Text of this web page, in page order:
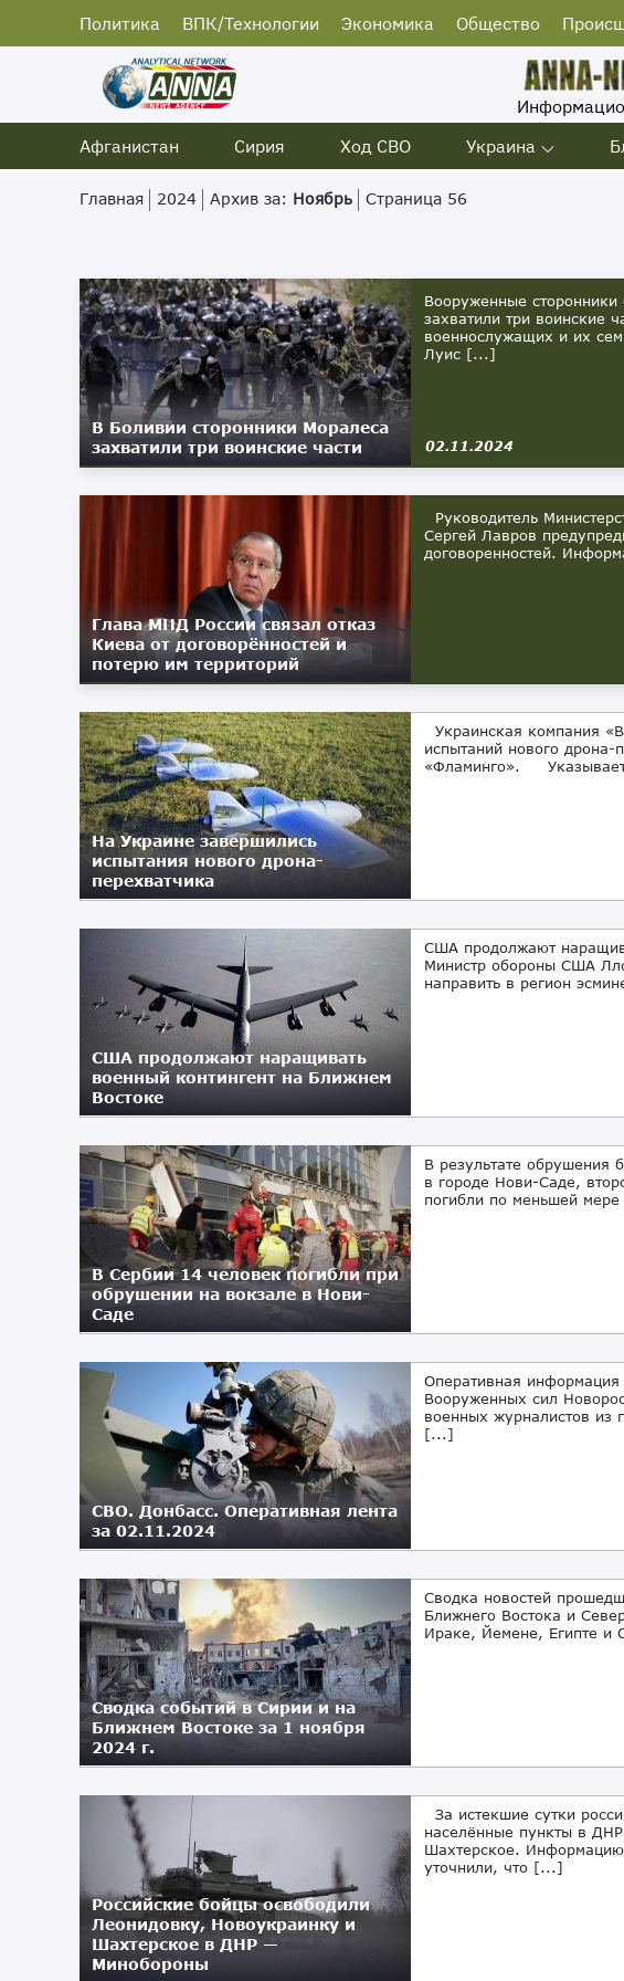
Политика ВПК/Технологии Экономика Общество
Афганистан
Сирия Ход СВО Украина
Главная 2024 Архив за: Ноябрь Страница 56
В Боливии сторонники Моралеса
захватили три воинские части
Вооруженные
захватили три воинские
военнослужащих и их
Луис [...]
02.11.2024
Глава МИД России связал отказ
Киева от договорённостей и
потерю им территорий
Руководитель
Сергей Лавров
договоренностей.
На Украине завершились
испытания нового дрона-
перехватчика
Украинская компания
испытаний нового
«Фламинго».
США продолжают наращивать
военный контингент на Ближнем
Востоке
США продолжают
Министр обороны США
направить в регион
В Сербии 14 человек погибли при
обрушении на вокзале в Нови-
Саде
В результате обрушения
в городе Нови-Саде,
погибли по меньшей
СВО. Донбасс. Оперативная лента
за 02.11.2024
Оперативная
Вооруженных сил
военных журналистов из
[...]
Сводка событий в Сирии и на
Ближнем Востоке за 1 ноября
2024 г.
Сводка новостей
Ближнего Востока и
Ираке, Йемене, Египте и
Российские бойцы освободили
Леонидовку, Новоукраинку и
Шахтерское в ДНР —
Минобороны
За истекшие сутки
населённые пункты в
Шахтерское.
уточнили, что [...]
01.11.2024